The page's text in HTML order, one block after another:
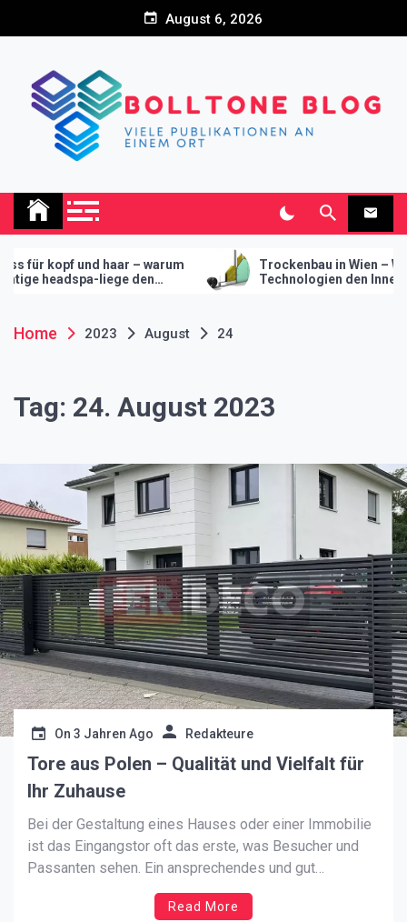
August 6, 2026
Bolltone Blog
und haar – warum
liege den
Trockenbau in Wien – Wie
Technologien den Innenausbau
revolutionieren
Home 2023 August 24
Tag: 24. August 2023
On 3 Jahren Ago Redakteure
Tore aus Polen – Qualität und Vielfalt für
Ihr Zuhause
Bei der Gestaltung eines Hauses oder einer Immobilie
ist das Eingangstor oft das erste, was Besucher und
Passanten sehen. Ein ansprechendes und gut
gestaltetes Tor vermittelt nicht nur einen positiven
ersten Eindruck, sondern trägt auch zur Sicherheit und
Read More